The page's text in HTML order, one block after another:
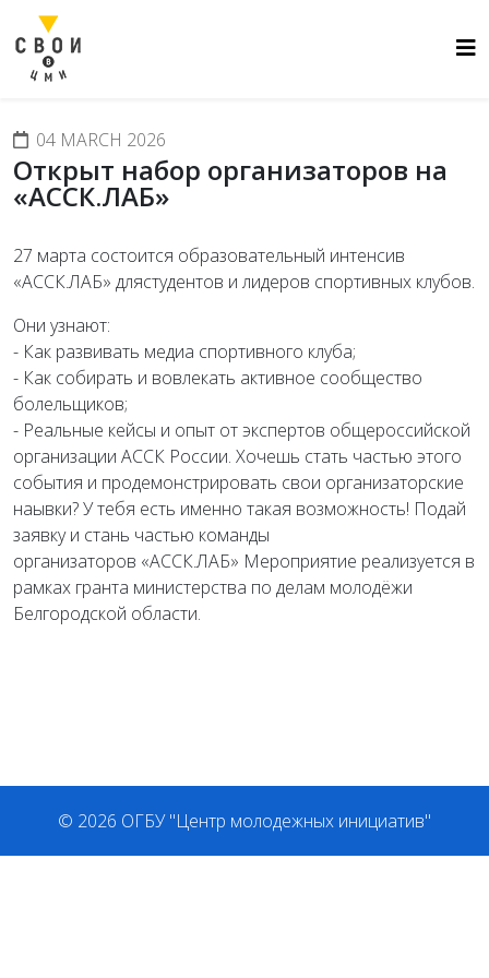
04 MARCH 2026
Открыт набор организаторов на
«АССК.ЛАБ»
27 марта состоится образовательный интенсив
«АССК.ЛАБ» длястудентов и лидеров спортивных клубов.
Они узнают:
- Как развивать медиа спортивного клуба;
- Как собирать и вовлекать активное сообщество
болельщиков;
- Реальные кейсы и опыт от экспертов общероссийской
организации АССК России. Хочешь стать частью этого
события и продемонстрировать свои организаторские
наывки? У тебя есть именно такая возможность! Подай
заявку и стань частью команды
организаторов «АССК.ЛАБ» Мероприятие реализуется в
рамках гранта министерства по делам молодёжи
Белгородской области.
© 2026 ОГБУ "Центр молодежных инициатив"